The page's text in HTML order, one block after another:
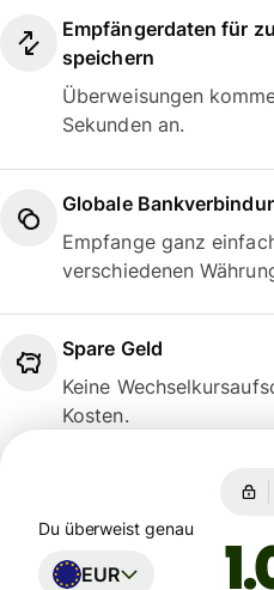
Empfängerdaten für
speichern
Überweisungen
Sekunden an.
Globale
Empfange ganz
verschiedenen
Spare Geld
Keine
Kosten.
Du überweist genau
EUR